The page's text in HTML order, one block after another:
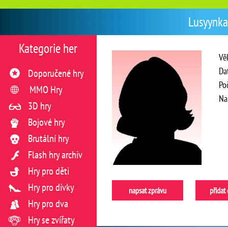
napsat zprávu přidat
Kategorie her
Doporučené hry
MMO Hry
3D hry
Bojové hry
Brutální hry
Flash hry archiv
Hry pro děti
Hry pro dívky
Hry pro dva
Hry se zvířaty